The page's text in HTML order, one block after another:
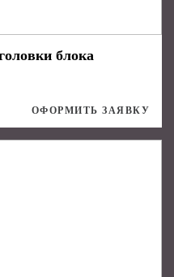
блока
ОФОРМИТЬ ЗАЯВКУ